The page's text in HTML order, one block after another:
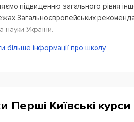
підвищенню загального рівня
Загальноєвропейських
науки України.
курс для дошкільняток.
англійської мови дошкільнят,
більше інформації про школу
Перші Київські